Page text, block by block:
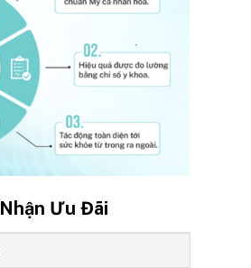
Nhận Ưu Đãi